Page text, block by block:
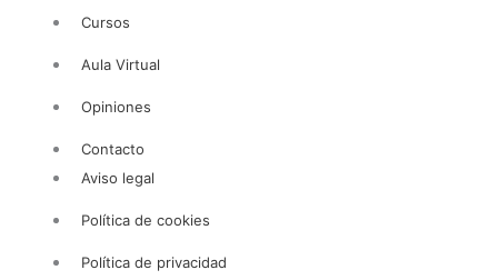
Cursos
Aula Virtual
Opiniones
Contacto
Aviso legal
Política de cookies
Política de privacidad